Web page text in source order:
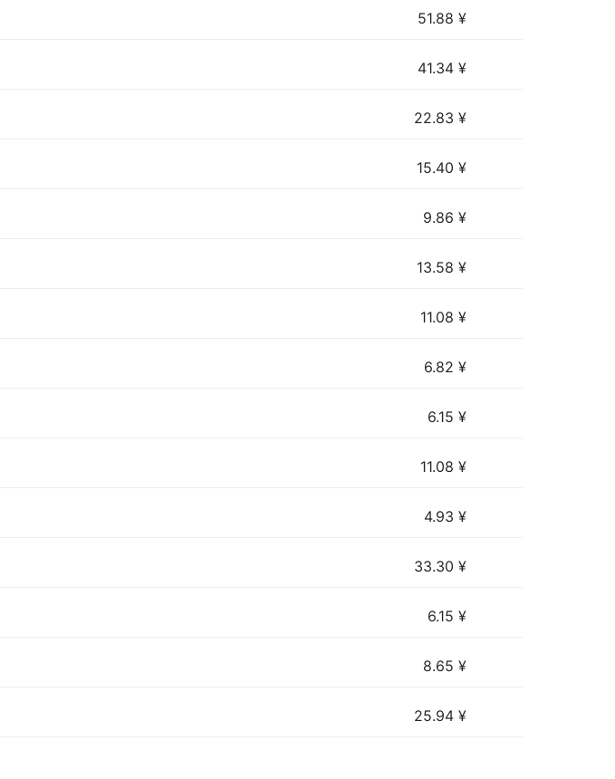
51.88 ¥
41.34 ¥
22.83 ¥
15.40 ¥
9.86 ¥
13.58 ¥
11.08 ¥
6.82 ¥
6.15 ¥
11.08 ¥
4.93 ¥
33.30 ¥
6.15 ¥
8.65 ¥
25.94 ¥